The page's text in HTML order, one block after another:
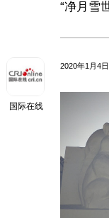
“净月雪
国际在线
2020年1月4